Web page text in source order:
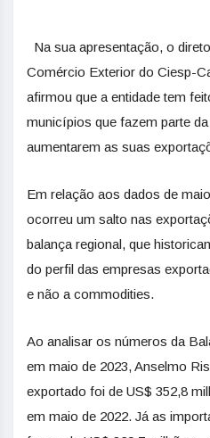
Na sua apresentação, o
Comércio Exterior do Ciesp-
afirmou que a entidade tem
municípios que fazem parte
aumentarem as suas
Em relação aos dados de
ocorreu um salto nas
balança regional, que
do perfil das empresas
e não a commodities.
Ao analisar os números da
em maio de 2023, Anselmo
exportado foi de US$ 352,8
em maio de 2022. Já as